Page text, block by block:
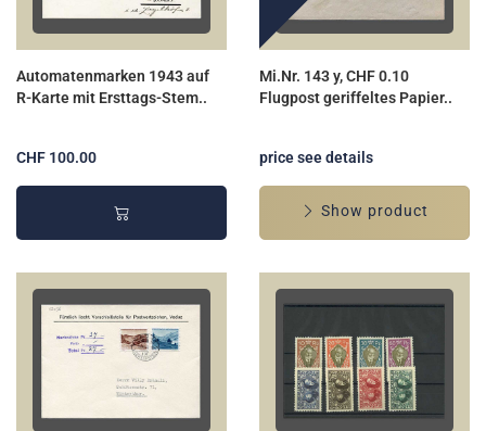
Automatenmarken 1943 auf
R-Karte mit Ersttags-Stem..
CHF 100.00
Mi.Nr. 143 y, CHF 0.10
Flugpost geriffeltes Papier..
price see details
Show product